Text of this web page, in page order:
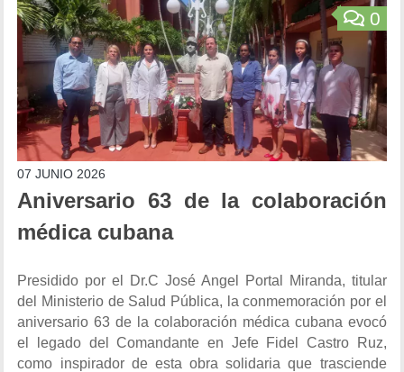
0
07 JUNIO 2026
Aniversario 63 de la colaboración
médica cubana
Presidido por el Dr.C José Angel Portal Miranda, titular
del Ministerio de Salud Pública, la conmemoración por el
aniversario 63 de la colaboración médica cubana evocó
el legado del Comandante en Jefe Fidel Castro Ruz,
como inspirador de esta obra solidaria que trasciende